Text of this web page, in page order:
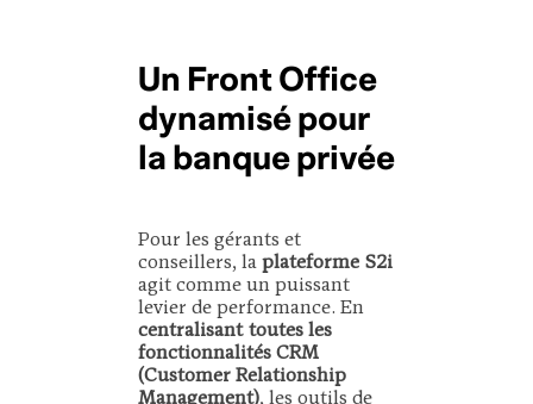
Un Front Office
dynamisé pour
la banque privée
Pour les gérants et
conseillers, la plateforme S2i
agit comme un puissant
levier de performance. En
centralisant toutes les
fonctionnalités CRM
(Customer Relationship
Management), les outils de